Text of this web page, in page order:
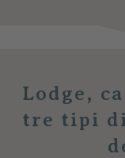
Lodge,
tre tipi di